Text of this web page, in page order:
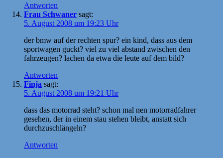
Antworten
Frau Schwaner sagt:
5. August 2008 um 19:23 Uhr
der bmw auf der rechten spur? ein kind, dass aus dem
sportwagen guckt? viel zu viel abstand zwischen den
fahrzeugen? lachen da etwa die leute auf dem bild?
Antworten
Finja sagt:
5. August 2008 um 19:21 Uhr
dass das motorrad steht? schon mal nen motorradfahrer
gesehen, der in einem stau stehen bleibt, anstatt sich
durchzuschlängeln?
Antworten